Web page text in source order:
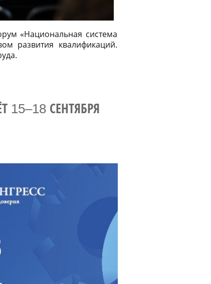
«Национальная система
развития квалификаций.
15–18 СЕНТЯБРЯ